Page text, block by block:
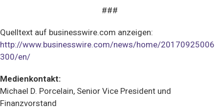
###
Quelltext auf businesswire.com anzeigen:
http://www.businesswire.com/news/home/20170925006
300/en/
Medienkontakt:
Michael D. Porcelain, Senior Vice President und
Finanzvorstand